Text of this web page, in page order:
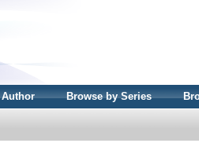
Browse by Series